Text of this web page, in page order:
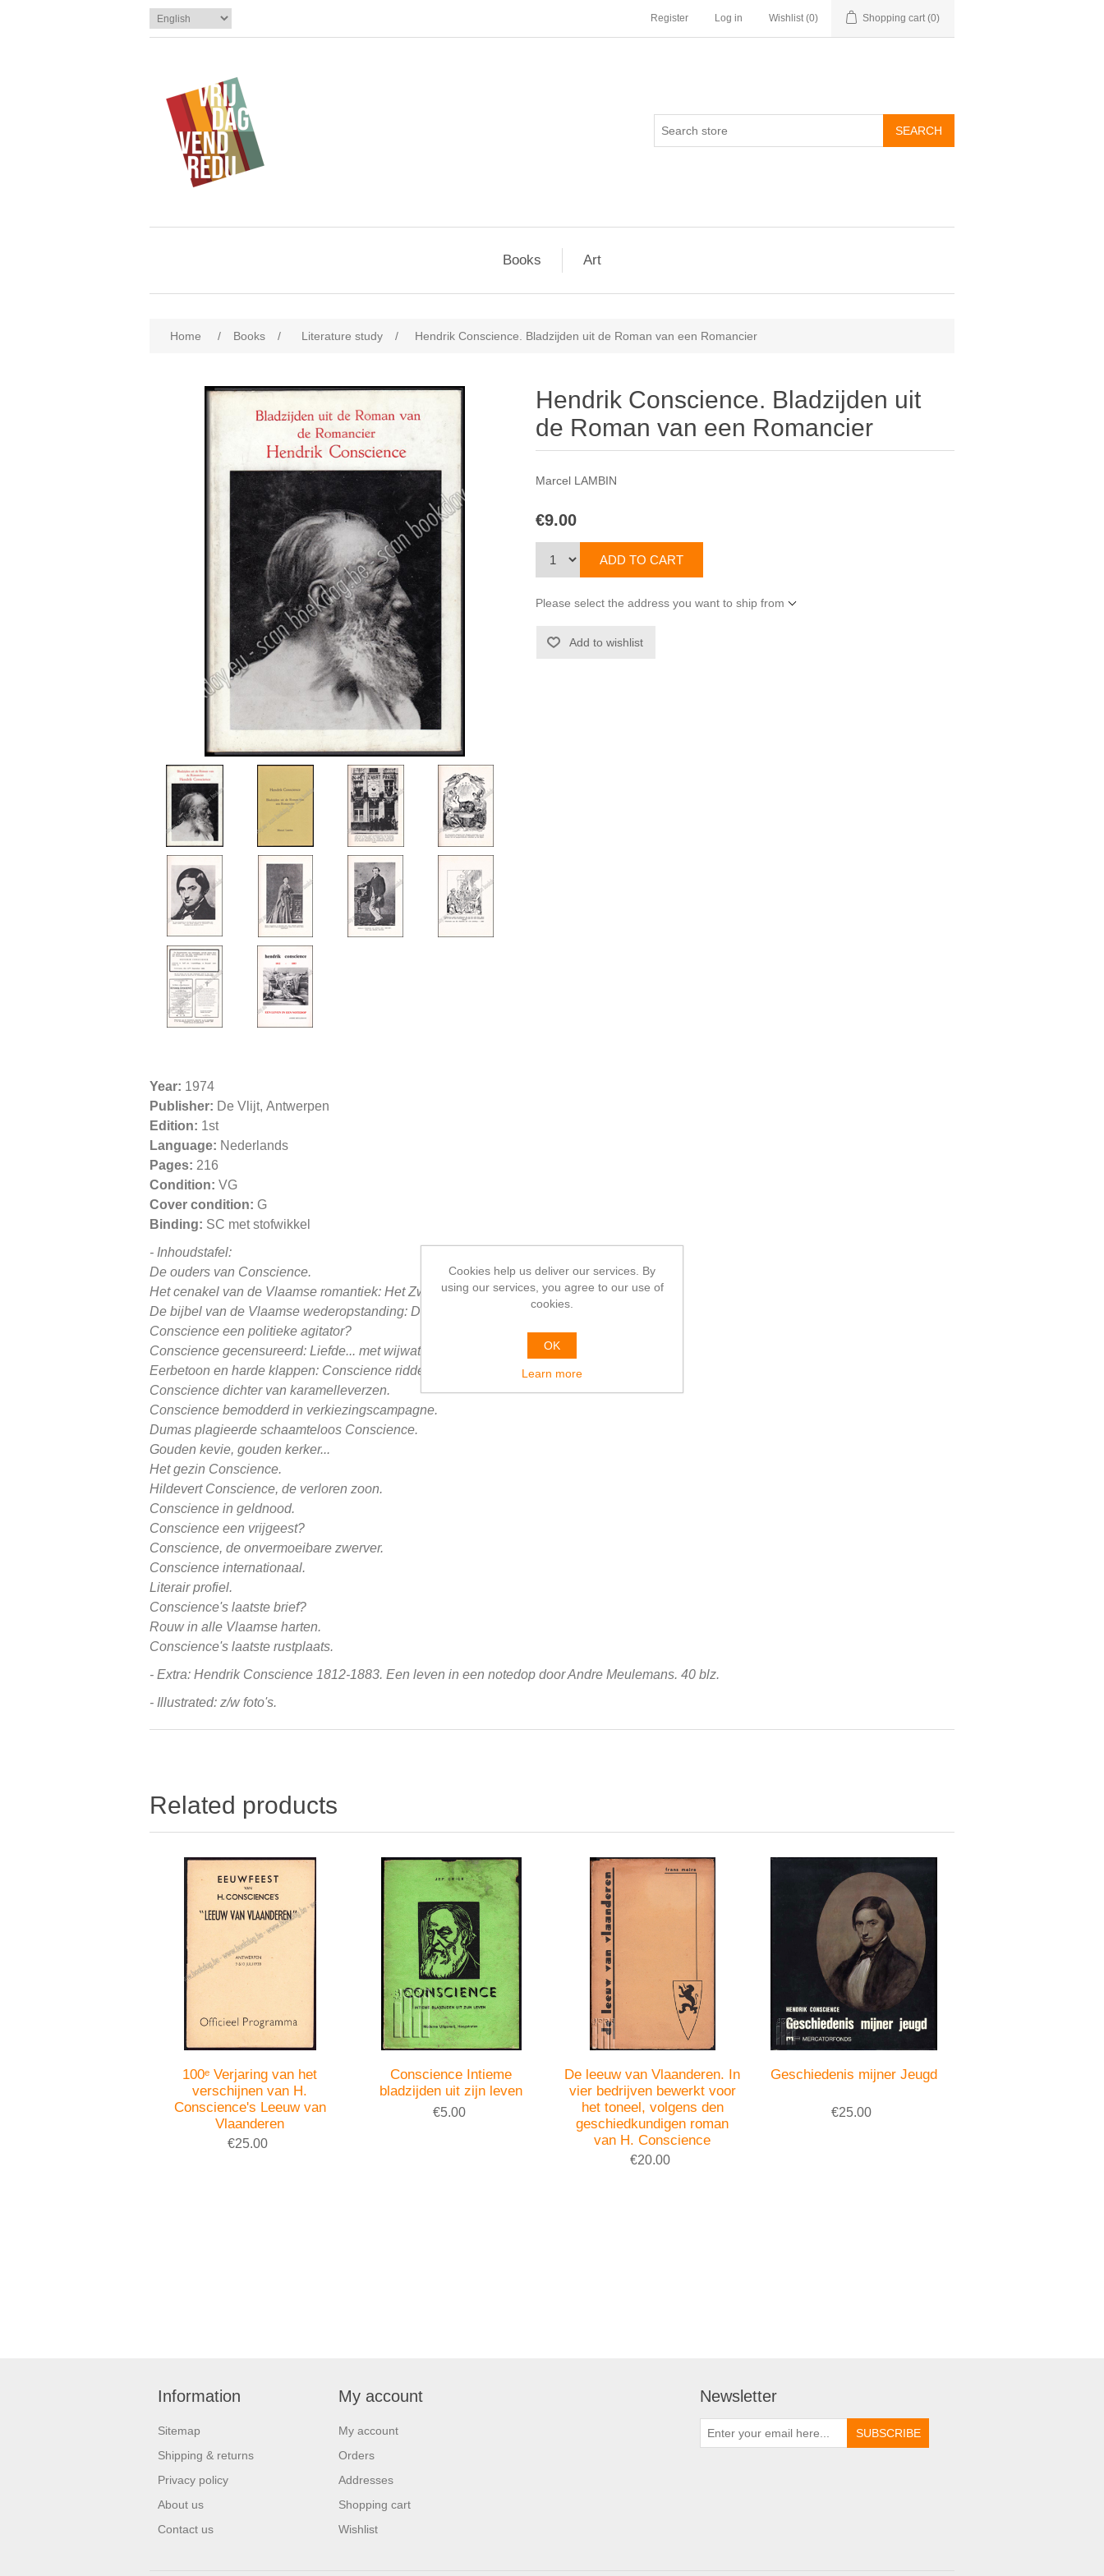
Register Log in Wishlist (0) Shopping cart (0)
Books Art
Home / Books / Literature study / Hendrik Conscience. Bladzijden uit de Roman van een Romancier
Hendrik Conscience. Bladzijden uit
de Roman van een Romancier
Marcel LAMBIN
€9.00
Please select the address you want to ship from
Year: 1974
Publisher: De Vlijt, Antwerpen
Edition: 1st
Language: Nederlands
Pages: 216
Condition: VG
Cover condition: G
Binding: SC met stofwikkel
- Inhoudstafel:
De ouders van Conscience.
Het cenakel van de Vlaamse romantiek: Het Zwart Paard.
De bijbel van de Vlaamse wederopstanding: De Leeuw van Vlaanderen.
Conscience een politieke agitator?
Conscience gecensureerd: Liefde... met wijwater verdund.
Eerbetoon en harde klappen: Conscience ridder en professeur agrégé.
Conscience dichter van karamelleverzen.
Conscience bemodderd in verkiezingscampagne.
Dumas plagieerde schaamteloos Conscience.
Gouden kevie, gouden kerker...
Het gezin Conscience.
Hildevert Conscience, de verloren zoon.
Conscience in geldnood.
Conscience een vrijgeest?
Conscience, de onvermoeibare zwerver.
Conscience internationaal.
Literair profiel.
Conscience's laatste brief?
Rouw in alle Vlaamse harten.
Conscience's laatste rustplaats.
- Extra: Hendrik Conscience 1812-1883. Een leven in een notedop door Andre Meulemans. 40 blz.
- Illustrated: z/w foto's.
Related products
100ᵉ Verjaring van het
verschijnen van H.
Conscience's Leeuw van
Vlaanderen
€25.00
Conscience Intieme
bladzijden uit zijn leven
€5.00
De leeuw van Vlaanderen. In
vier bedrijven bewerkt voor
het toneel, volgens den
geschiedkundigen roman
van H. Conscience
€20.00
Geschiedenis mijner Jeugd
€25.00
Information
Sitemap
Shipping & returns
Privacy policy
About us
Contact us
My account
My account
Orders
Addresses
Shopping cart
Wishlist
Newsletter
Cookies help us deliver our services. By
using our services, you agree to our use of
cookies.
OK
Learn more